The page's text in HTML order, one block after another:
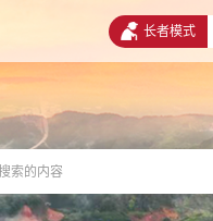
长者模式